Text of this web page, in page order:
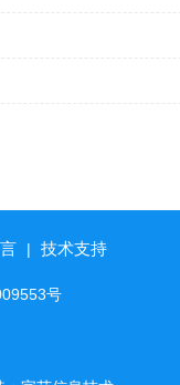
| 技术支持
号